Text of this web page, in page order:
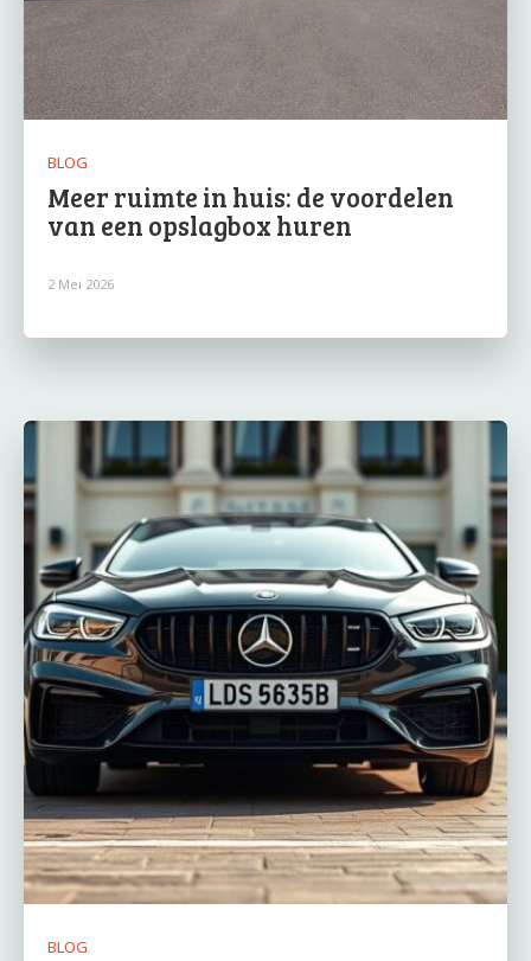
BLOG
Meer ruimte in huis: de voordelen
van een opslagbox huren
2 Mei 2026
BLOG